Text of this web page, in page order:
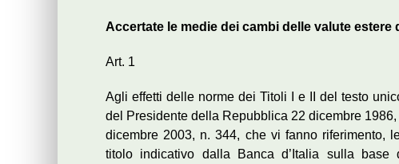
Accertate le medie dei cambi delle valute estere
Art. 1
Agli effetti delle norme dei Titoli I e II del testo
del Presidente della Repubblica 22 dicembre
dicembre 2003, n. 344, che vi fanno riferimento,
titolo indicativo dalla Banca d’Italia sulla